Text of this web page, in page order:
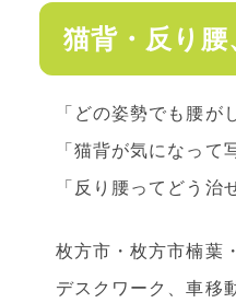
猫背・反り
「どの姿勢でも腰が
「猫背が気になって
「反り腰ってどう治
枚方市・枚方市楠葉
デスクワーク、車移